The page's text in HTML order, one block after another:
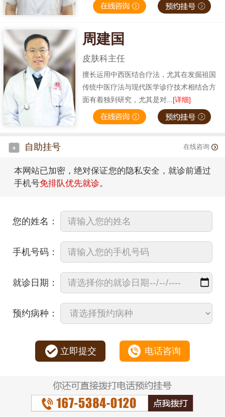
周建国
皮肤科主任
擅长运用中西医结合疗法，尤其在发掘祖国
传统中医疗法与现代医学诊疗技术相结合方
面有着独到研究，尤其是对...[详细]
自助挂号 在线咨询
本网站已加密，绝对保证您的隐私安全，就诊前通过
手机号免排队优先就诊。
您的姓名：
手机号码：
就诊日期：
预约病种：
立即提交 电话咨询